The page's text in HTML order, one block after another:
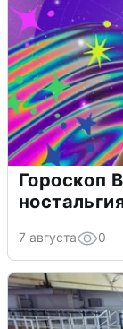
Гороскоп
7 августа 0